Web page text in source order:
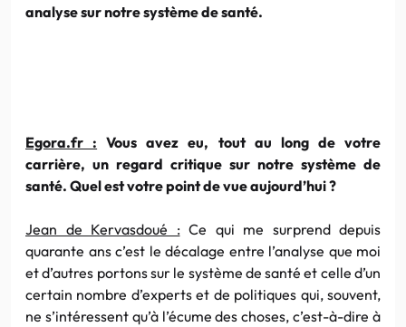
analyse sur notre système de santé.
Egora.fr : Vous avez eu, tout au long de votre
carrière, un regard critique sur notre système de
santé. Quel est votre point de vue aujourd’hui ?
Jean de Kervasdoué :Ce qui me surprend depuis
quarante ans c’est le décalage entre l’analyse que moi
et d’autres portons sur le système de santé et celle d’un
certain nombre d’experts et de politiques qui, souvent,
ne s’intéressent qu’à l’écume des choses, c’est-à-dire à